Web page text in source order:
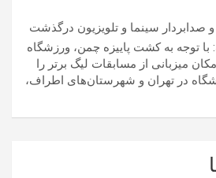
صدابردار سینما و تلویزیون درگذشت
توجه به کشت پاییزه چمن، ورزشگاه
میزبانی از مسابقات لیگ برتر را
در تهران و شهرستان‌های اطراف،